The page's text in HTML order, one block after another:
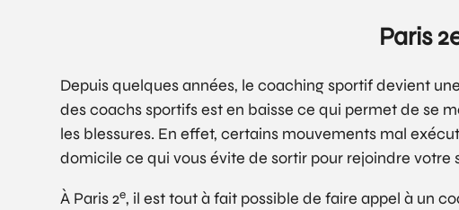
Paris
Depuis quelques années, le coaching sportif devient
des coachs sportifs est en baisse ce qui permet de se
les blessures. En effet, certains mouvements mal
domicile ce qui vous évite de sortir pour rejoindre votre
À Paris 2e, il est tout à fait possible de faire appel à un